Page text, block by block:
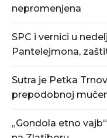
nepromenjena
SPC i vernici u
Pantelejmona,
Sutra je Petka
prepodobnoj
„Gondola etno